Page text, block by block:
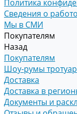
Политика
Сведения о
Мы в СМИ
Покупателям
Назад
Покупателям
Шоу-румы
Доставка
Доставка в
Документы и